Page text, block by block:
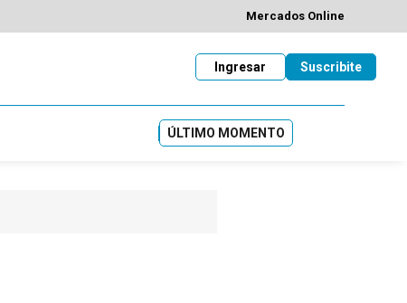
Mercados Online
Suscribite
Ingresar
ÚLTIMO MOMENTO